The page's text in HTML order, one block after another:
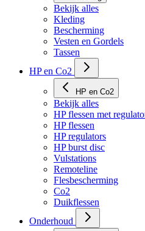
Kleding
Bekijk alles
Kleding
Bescherming
Vesten en Gordels
Tassen
HP en Co2
HP en Co2
Bekijk alles
HP flessen met regulator
HP flessen
HP regulators
HP burst disc
Vulstations
Remoteline
Flesbescherming
Co2
Duikflessen